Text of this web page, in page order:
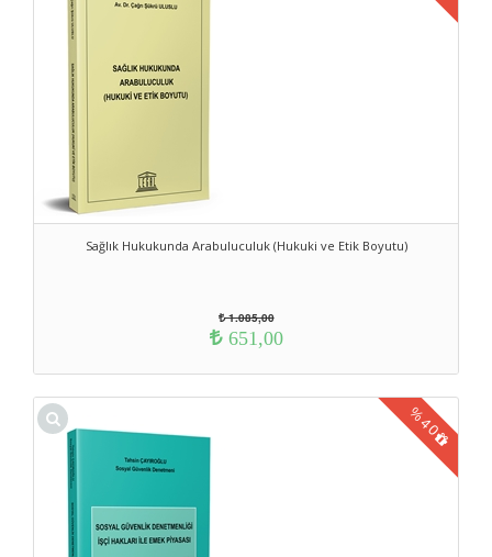
Sağlık Hukukunda Arabuluculuk (Hukuki ve Etik Boyutu)
1.085,00
651,00
%40